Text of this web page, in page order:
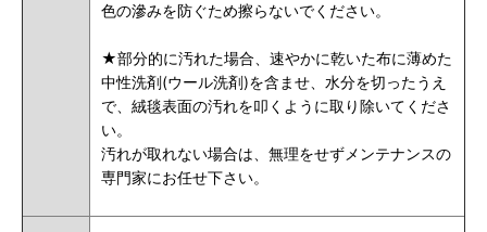
色の滲みを防ぐため擦らないでください。
★部分的に汚れた場合、速やかに乾いた布に薄めた
中性洗剤(ウール洗剤)を含ませ、水分を切ったうえ
で、絨毯表面の汚れを叩くように取り除いてくださ
い。
汚れが取れない場合は、無理をせずメンテナンスの
専門家にお任せ下さい。